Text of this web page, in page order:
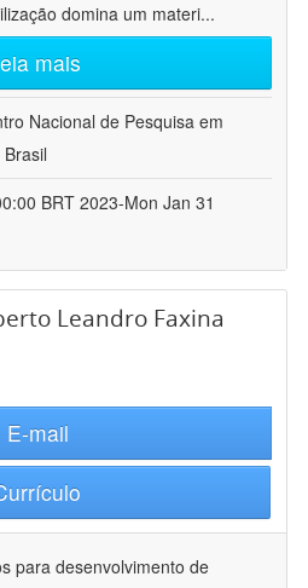
domina um materi...
mais
Nacional de Pesquisa em
BRT 2023-Mon Jan 31
Leandro Faxina
E-mail
para desenvolvimento de